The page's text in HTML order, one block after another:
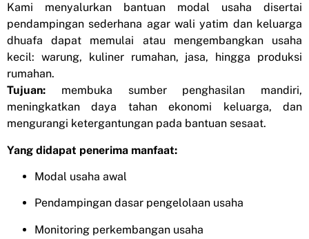
Kami menyalurkan bantuan modal usaha disertai
pendampingan sederhana agar wali yatim dan keluarga
dhuafa dapat memulai atau mengembangkan usaha
kecil: warung, kuliner rumahan, jasa, hingga produksi
rumahan.
Tujuan: membuka sumber penghasilan mandiri,
meningkatkan daya tahan ekonomi keluarga, dan
mengurangi ketergantungan pada bantuan sesaat.
Yang didapat penerima manfaat:
Modal usaha awal
Pendampingan dasar pengelolaan usaha
Monitoring perkembangan usaha